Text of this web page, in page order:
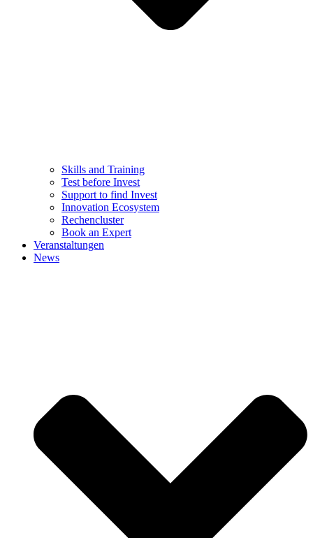
Skills and Training
Test before Invest
Support to find Invest
Innovation Ecosystem
Rechencluster​
Book an Expert
Veranstaltungen
News